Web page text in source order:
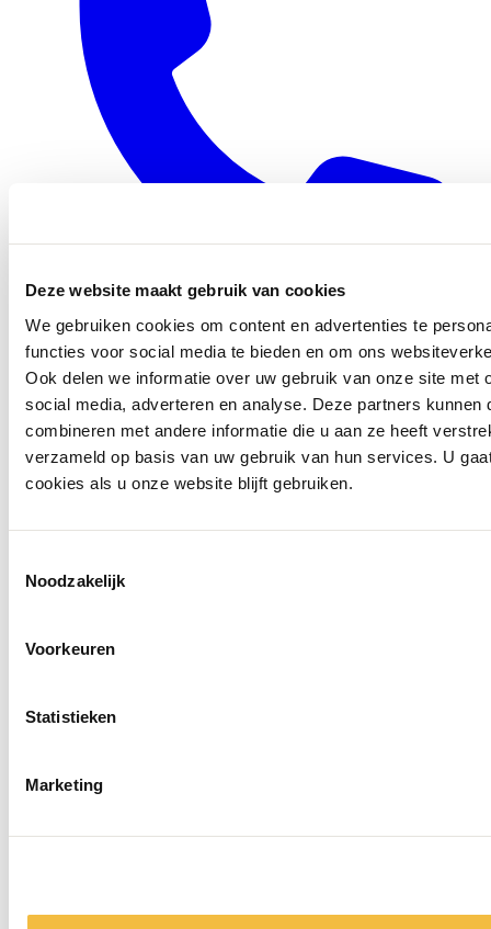
Deze website maakt gebruik van cookies
We gebruiken cookies om content en advertenties te
functies voor social media te bieden en om ons
Ook delen we informatie over uw gebruik van onze site met
social media, adverteren en analyse. Deze partners kunnen
combineren met andere informatie die u aan ze heeft
verzameld op basis van uw gebruik van hun services. U
cookies als u onze website blijft gebruiken.
Noodzakelijk
Voorkeuren
Statistieken
Marketing
0416 - 39 12 30
WhatsApp